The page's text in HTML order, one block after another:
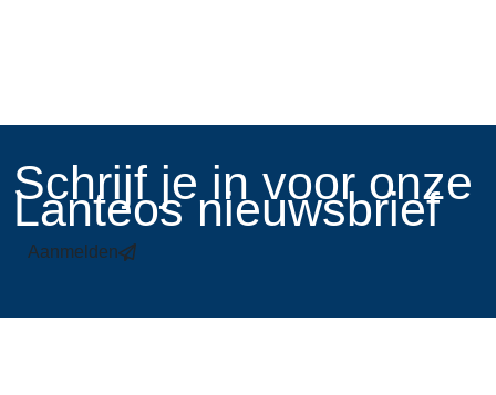
​Schrijf je in voor onze
Lanteos nieuwsbrief
Aanmelden